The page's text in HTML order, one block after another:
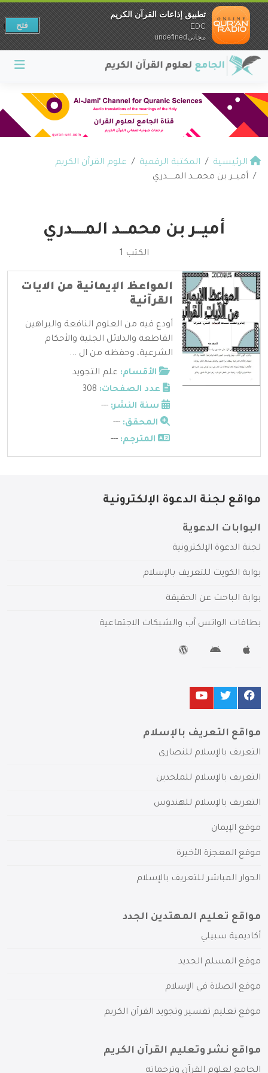
الرئيسية المكتبة الرقمية
علوم القرآن الكريم
أميـــر بن محمـــد المــــــدري
أميـــر بن محمـــد المــــــدري
الكتب 1
المواعظ الإيمانية من الايات
القرآنية
أودع فيه من العلوم النافعة والبراهين
القاطعة والدلائل الجلية والأحكام
الشرعية، وحفظه من ال ...
الأقسام: علم التجويد
عدد الصفحات:
سنة النشر: ---
المحقق: ---
المترجم: ---
مواقع لجنة الدعوة الإلكترونية
البوابات الدعوية
لجنة الدعوة الإلكترونية
بوابة الكويت للتعريف بالإسلام
بوابة الباحث عن الحقيقة
بطاقات الواتس آب والشبكات الاجتماعية
مواقع التعريف بالإسلام
التعريف بالإسلام للنصارى
التعريف بالإسلام للملحدين
التعريف بالإسلام للهندوس
موقع الإيمان
موقع المعجزة الأخيرة
الحوار المباشر للتعريف بالإسلام
مواقع تعليم المهتدين الجدد
أكاديمية سبيلي
موقع المسلم الجديد
موقع الصلاة في الإسلام
موقع تعليم تفسير وتجويد القرآن الكريم
مواقع نشر وتعليم القرآن الكريم
الجامع لعلوم القرآن وترجماته
تطبيق إذاعات القرآن الكريم
EDC
مجانيundefined
فتح